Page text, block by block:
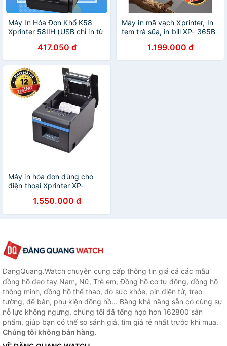
Máy In Hóa Đơn Khổ K58
Xprinter 58IIH (USB chỉ in từ
417.050 đ
Máy in mã vạch Xprinter, In
tem trà sũa, in bill XP- 365B
1.199.000 đ
Máy in hóa đơn dùng cho
điện thoại Xprinter XP-
1.550.000 đ
DangQuang.Watch chuyên cung cấp thông tin giá cả các mẫu
đồng hồ đeo tay Nam, Nữ, Trẻ em, Đồng hồ cơ tự động, đồng hồ
thông minh, đồng hồ thể thao, đo sức khỏe, pin điện tử, treo
tường, để bàn, phụ kiện đồng hồ... Bằng khả năng sẵn có cùng sự
nỗ lực không ngừng, chúng tôi đã tổng hợp hơn 162800 sản
phẩm, giúp bạn có thể so sánh giá, tìm giá rẻ nhất trước khi mua.
Chúng tôi không bán hàng.